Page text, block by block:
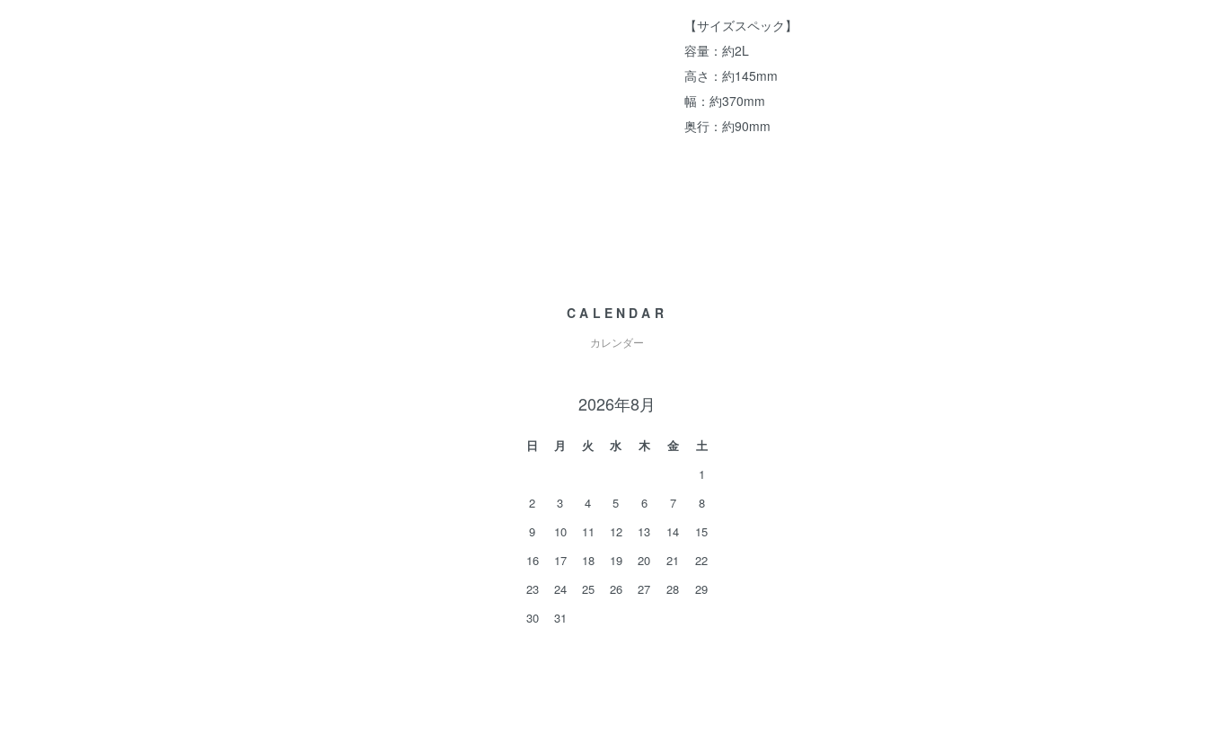
【サイズスペック】
容量：約2L
高さ：約145mm
幅：約370mm
奥行：約90mm
CALENDAR
カレンダー
2026年8月
日 月 火 水 木 金
土
1
2
3 4 5 6 7
8
9
10 11 12 13 14
15
16
17 18 19 20 21
22
23
24 25 26 27 28
29
30
31